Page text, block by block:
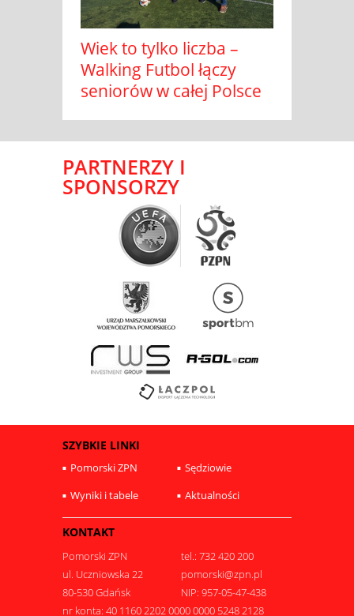
Wiek to tylko liczba –
Walking Futbol łączy
seniorów w całej Polsce
PARTNERZY I
SPONSORZY
SZYBKIE LINKI
Pomorski ZPN
Sędziowie
Wyniki i tabele
Aktualności
KONTAKT
Pomorski ZPN
tel.: 732 420 200
ul. Uczniowska 22
pomorski@zpn.pl
80-530 Gdańsk
NIP: 957-05-47-438
nr konta: 40 1160 2202 0000 0000 5248 2128